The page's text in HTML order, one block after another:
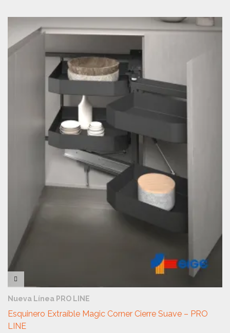
Nueva Línea PRO LINE
Esquinero Extraíble Magic Corner Cierre Suave – PRO
LINE